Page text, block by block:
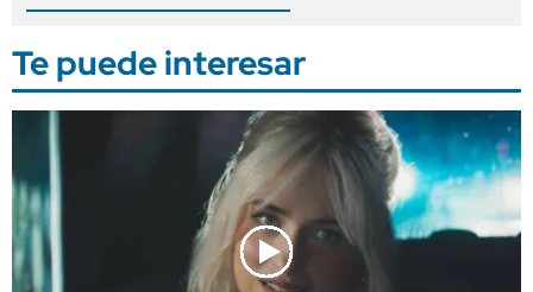
Te puede interesar